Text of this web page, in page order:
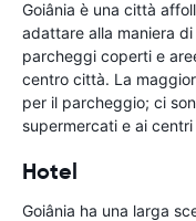
Goiânia è una città
adattare alla maniera
parcheggi coperti e
centro città. La
per il parcheggio; ci
supermercati e ai
Hotel
Goiânia ha una larga